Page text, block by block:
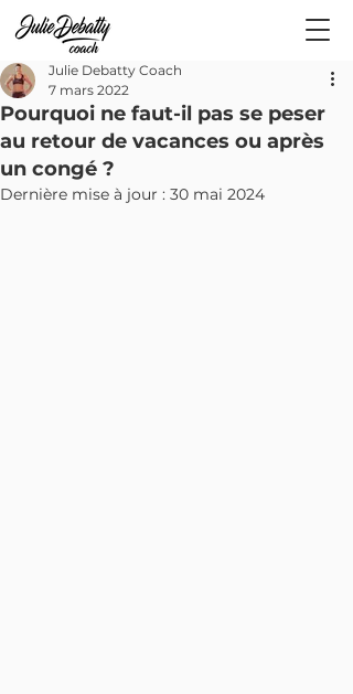
Pourquoi ne faut-il pas se peser
au retour de vacances ou après
un congé ?
Julie Debatty Coach
7 mars 2022
Dernière mise à jour : 30 mai 2024